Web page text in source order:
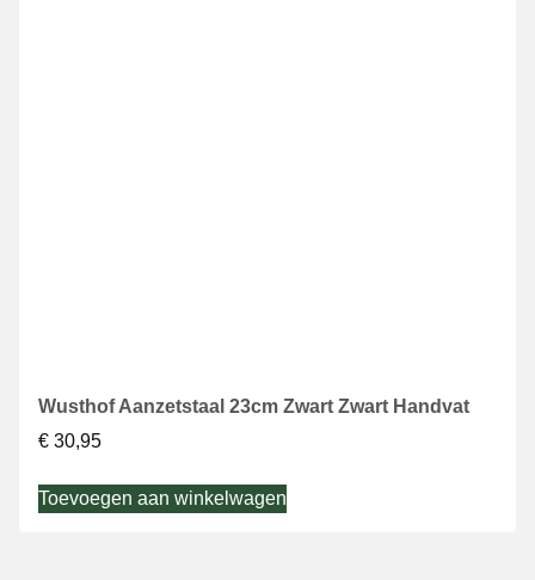
Wusthof Aanzetstaal 23cm Zwart Zwart Handvat
€ 30,95
Toevoegen aan winkelwagen